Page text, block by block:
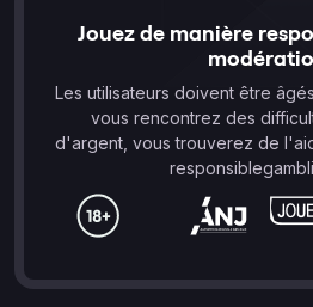
Jouez de manière
Les utilisateurs doivent être
vous rencontrez des
d'argent, vous trouverez de